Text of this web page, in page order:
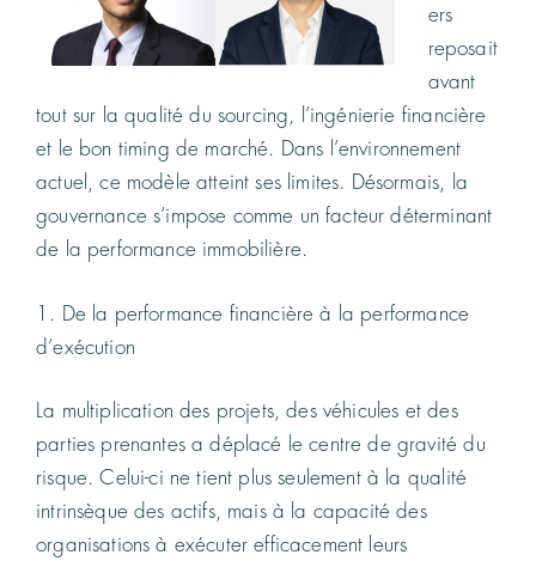
ers
reposait
avant
tout sur la qualité du sourcing, l’ingénierie financière
et le bon timing de marché. Dans l’environnement
actuel, ce modèle atteint ses limites. Désormais, la
gouvernance s’impose comme un facteur déterminant
de la performance immobilière.
1. De la performance financière à la performance
d’exécution
La multiplication des projets, des véhicules et des
parties prenantes a déplacé le centre de gravité du
risque. Celui-ci ne tient plus seulement à la qualité
intrinsèque des actifs, mais à la capacité des
organisations à exécuter efficacement leurs